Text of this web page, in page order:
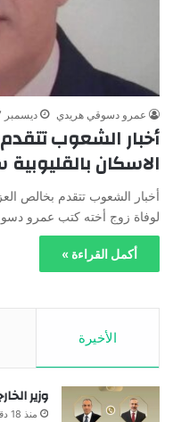
عمرو دسوقي هريدي ديسمبر 7, 2024
أخبار الشعوب
الاسكان
أخبار الشعوب تتقدم بخالص
لوفاة زوج أخته كتب عمرو
أكمل القراءة »
الأخيرة
وزير
منذ 18 دقيقة